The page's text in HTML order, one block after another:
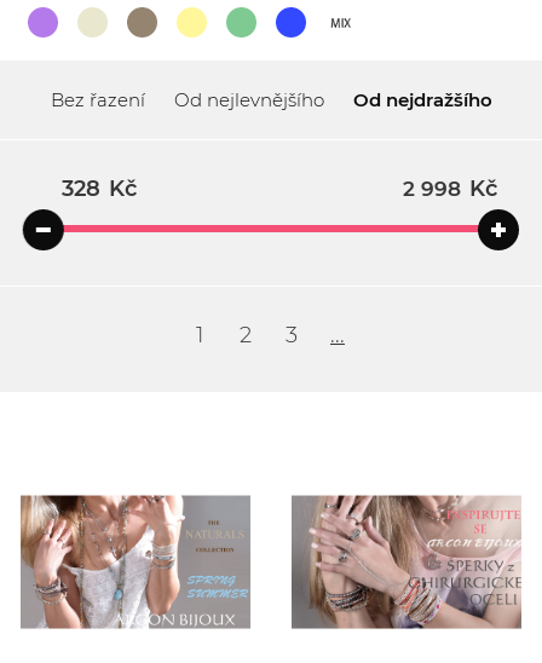
Bez řazení Od nejlevnějšího Od nejdražšího
Kč Kč
1 2 3 ...